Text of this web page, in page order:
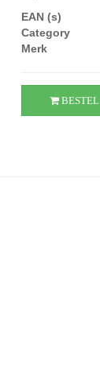
EAN (s)
Category
Merk